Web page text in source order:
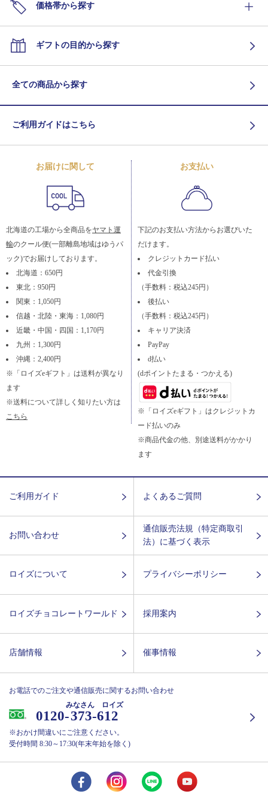
価格帯から探す
ギフトの目的から探す
全ての商品から探す
ご利用ガイドはこちら
お届けに関して
北海道の工場から全商品をヤマト運
輸のクール便(一部離島地域はゆうパ
ック)でお届けしております。
北海道：650円
東北：950円
関東：1,050円
信越・北陸・東海：1,080円
近畿・中国・四国：1,170円
九州：1,300円
沖縄：2,400円
※「ロイズeギフト」は送料が異なり
ます
※送料について詳しく知りたい方は
こちら
お支払い
下記のお支払い方法からお選びいた
だけます。
クレジットカード払い
代金引換
（手数料：税込245円）
後払い
（手数料：税込245円）
キャリア決済
PayPay
d払い
(dポイントたまる・つかえる)
※「ロイズeギフト」はクレジットカ
ード払いのみ
※商品代金の他、別途送料がかかり
ます
ご利用ガイド よくあるご質問
お問い合わせ
通信販売法規（特定商取引
法）に基づく表示
ロイズについて プライバシーポリシー
ロイズチョコレートワールド 採用案内
店舗情報 催事情報
お電話でのご注文や通信販売に関するお問い合わせ
0120-373-612
みなさん ロイズ
※おかけ間違いにご注意ください。
受付時間 8:30～17:30(年末年始を除く)